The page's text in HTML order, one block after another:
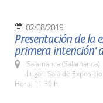
02/08/2019
Presentación de la
primera intención'
Salamanca (Salamanca)
Lugar: Sala de
Hora: 11:30 h.